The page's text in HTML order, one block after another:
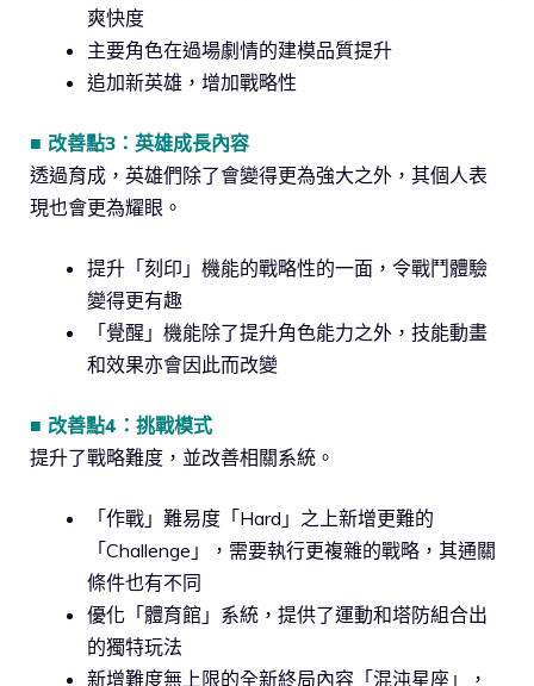
爽快度
主要角色在過場劇情的建模品質提升
追加新英雄，增加戰略性
■ 改善點3：英雄成長內容
透過育成，英雄們除了會變得更為強大之外，其個人表
現也會更為耀眼。
提升「刻印」機能的戰略性的一面，令戰鬥體驗
變得更有趣
「覺醒」機能除了提升角色能力之外，技能動畫
和效果亦會因此而改變
■ 改善點4：挑戰模式
提升了戰略難度，並改善相關系統。
「作戰」難易度「Hard」之上新增更難的
「Challenge」，需要執行更複雜的戰略，其通關
條件也有不同
優化「體育館」系統，提供了運動和塔防組合出
的獨特玩法
新增難度無上限的全新終局內容「混沌星座」，